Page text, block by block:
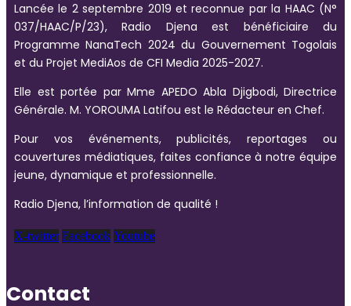
Lancée le 2 septembre 2019 et reconnue par la HAAC (N°
037/HAAC/P/23), Radio Djena est bénéficiaire du
Programme NanaTech 2024 du Gouvernement Togolais
et du Projet MediAos de CFI Media 2025-2027.
Elle est portée par Mme APEDO Abla Djigbodi, Directrice
Générale. M. YOROUMA Latifou est le Rédacteur en Chef.
Pour vos événements, publicités, reportages ou
couvertures médiatiques, faites confiance à notre équipe
jeune, dynamique et professionnelle.
Radio Djena, l’information de qualité !
X-twitter Facebook Youtube
Contact